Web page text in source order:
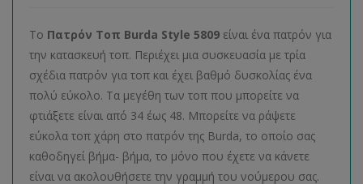
Το Πατρόν Τοπ Burda Style 5809 είναι ένα πατρόν για
την κατασκευή τοπ. Περιέχει μια συσκευασία με τρία
σχέδια πατρόν για τοπ και έχει βαθμό δυσκολίας ένα
πολύ εύκολο. Τα μεγέθη των τοπ που μπορείτε να
φτιάξετε είναι από 34 έως 48. Μπορείτε να ράψετε
εύκολα τοπ χάρη στο πατρόν της Burda, το οποίο σας
καθοδηγεί βήμα- βήμα, το μόνο που έχετε να κάνετε
είναι να ακολουθήσετε την γραμμή του νούμερου σας.